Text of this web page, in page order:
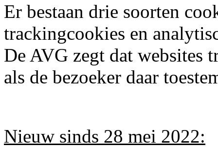
Er bestaan drie soorten
trackingcookies en
De AVG zegt dat websites
als de bezoeker daar
Nieuw sinds 28 mei 2022: